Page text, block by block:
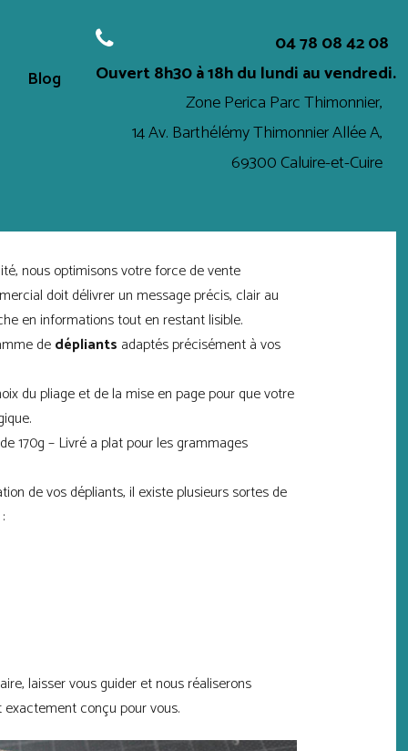
04 78 08 42 08
Ouvert8h30 à 18hdu lundi au vendredi.
Zone Perica Parc Thimonnier,
14 Av. Barthélémy Thimonnier Allée A,
69300 Caluire-et-Cuire
Blog
nous optimisons votre force de vente
doit délivrer un message précis, clair au
en informations tout en restant lisible.
dedépliants adaptés précisément à vos
du pliage et de la mise en page pour que votre
170g – Livré a plat pour les grammages
de vos dépliants, il existe plusieurs sortes de
laisser vous guider et nous réaliserons
conçu pour vous.